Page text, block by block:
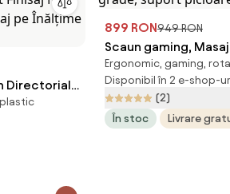
Directorial
PU
Nuc,
899 RON949 RON
Scaun gaming,
Bluetooth, funcție
grade, suport
Ergonomic, gaming,
Disponibil în 2 e-shop-
(2)
În stoc
Livrare